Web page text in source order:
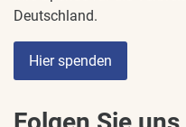
Deutschland.
Hier spenden